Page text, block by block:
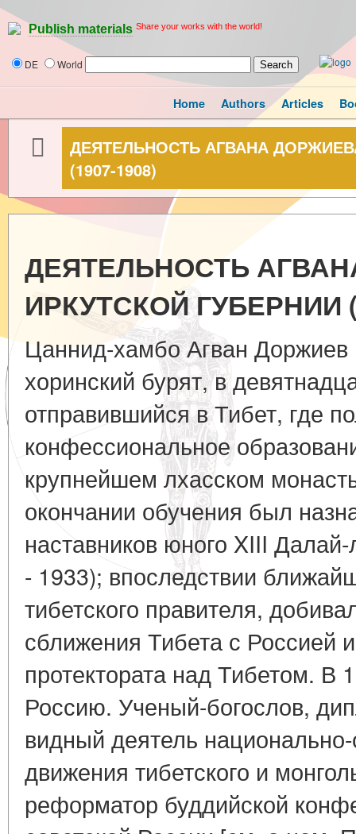
Publish materials Share your works with the world!
DE World
Home Authors Articles
ДЕЯТЕЛЬНОСТЬ АГВАНА
(1907-1908)
ДЕЯТЕЛЬНОСТЬ
ИРКУТСКОЙ ГУБЕРНИИ
Цаннид-хамбо Агван Доржиев
хоринский бурят, в
отправившийся в Тибет, где
конфессиональное
крупнейшем лхасском
окончании обучения был
наставников юного XIII
- 1933); впоследствии
тибетского правителя,
сближения Тибета с Россией
протектората над Тибетом. В
Россию. Ученый-богослов,
видный деятель
движения тибетского и
реформатор буддийской